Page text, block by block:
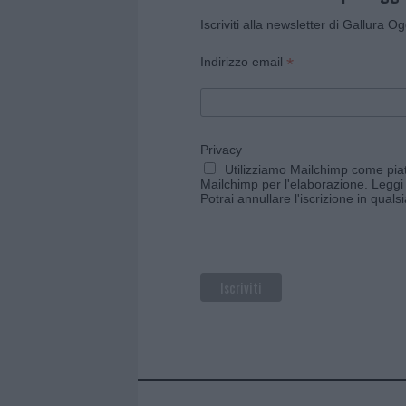
Iscriviti alla newsletter di Gallura
Indirizzo email *
Privacy
Utilizziamo Mailchimp come
Mailchimp per l'elaborazione.
Potrai annullare l'iscrizione in